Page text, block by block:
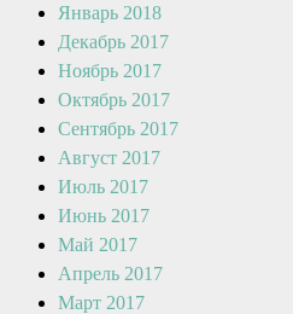
Январь 2018
Декабрь 2017
Ноябрь 2017
Октябрь 2017
Сентябрь 2017
Август 2017
Июль 2017
Июнь 2017
Май 2017
Апрель 2017
Март 2017